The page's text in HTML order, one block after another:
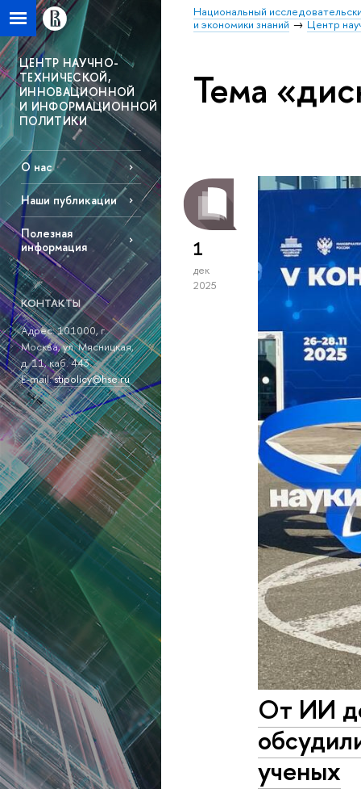
Национальный
и экономики знаний
Центр
ЦЕНТР НАУЧНО-
ТЕХНИЧЕСКОЙ,
ИННОВАЦИОННОЙ
И ИНФОРМАЦИОННОЙ
ПОЛИТИКИ
О нас
Наши публикации
Полезная
информация
КОНТАКТЫ
Адрес: 101000, г.
Москва, ул. Мясницкая,
д. 11, каб. 443.
E-mail:stipolicy@hse.ru
Тема
1
дек
2025
От ИИ
ученых